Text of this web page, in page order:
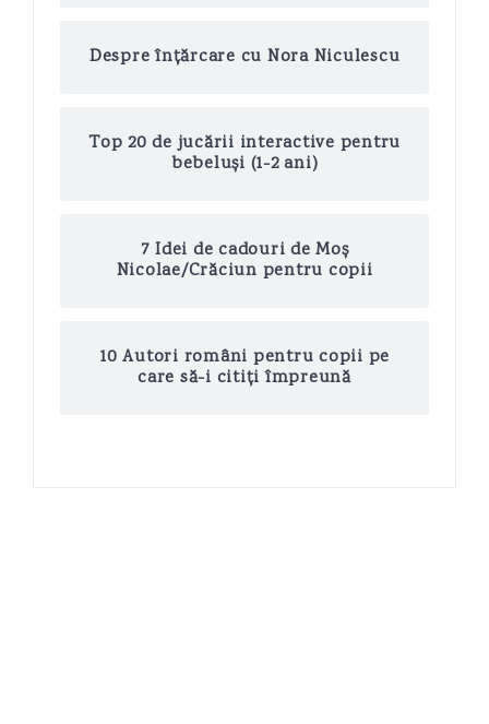
Despre înțărcare cu Nora Niculescu
Top 20 de jucării interactive pentru
bebeluși (1-2 ani)
7 Idei de cadouri de Moș
Nicolae/Crăciun pentru copii
10 Autori români pentru copii pe
care să-i citiți împreună